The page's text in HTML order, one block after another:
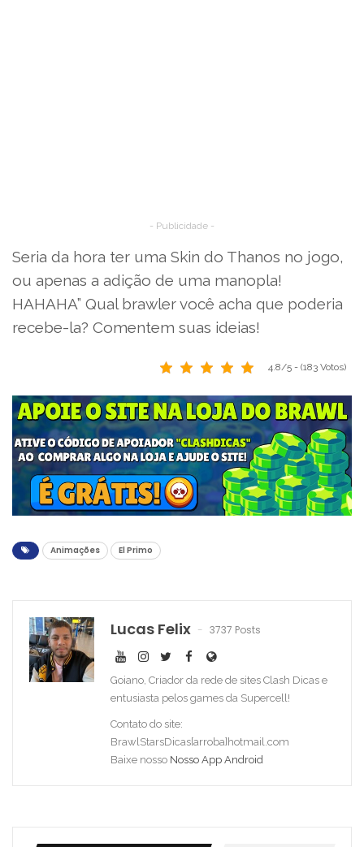
- Publicidade -
Seria da hora ter uma Skin do Thanos no jogo,
ou apenas a adição de uma manopla!
HAHAHA” Qual brawler você acha que poderia
recebe-la? Comentem suas ideias!
4.8/5 - (183 Votos)
Animações El Primo
Lucas Felix 3737 Posts
Goiano, Criador da rede de sites Clash Dicas e
entusiasta pelos games da Supercell!
Contato do site:
BrawlStarsDicas[arroba]hotmail.com
Baixe nosso Nosso App Android